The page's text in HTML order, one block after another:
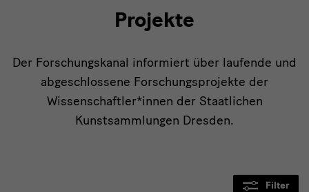
Projekte
Der Forschungskanal informiert über laufende und
abgeschlossene Forschungsprojekte der
Wissenschaftler*innen der Staatlichen
Kunstsammlungen Dresden.
Filter